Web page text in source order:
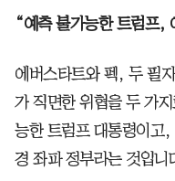
“예측 불가능한 트럼프,
에버스타트와 펙, 두 필
가 직면한 위협을 두 가
능한 트럼프 대통령이고
경 좌파 정부라는 것입니